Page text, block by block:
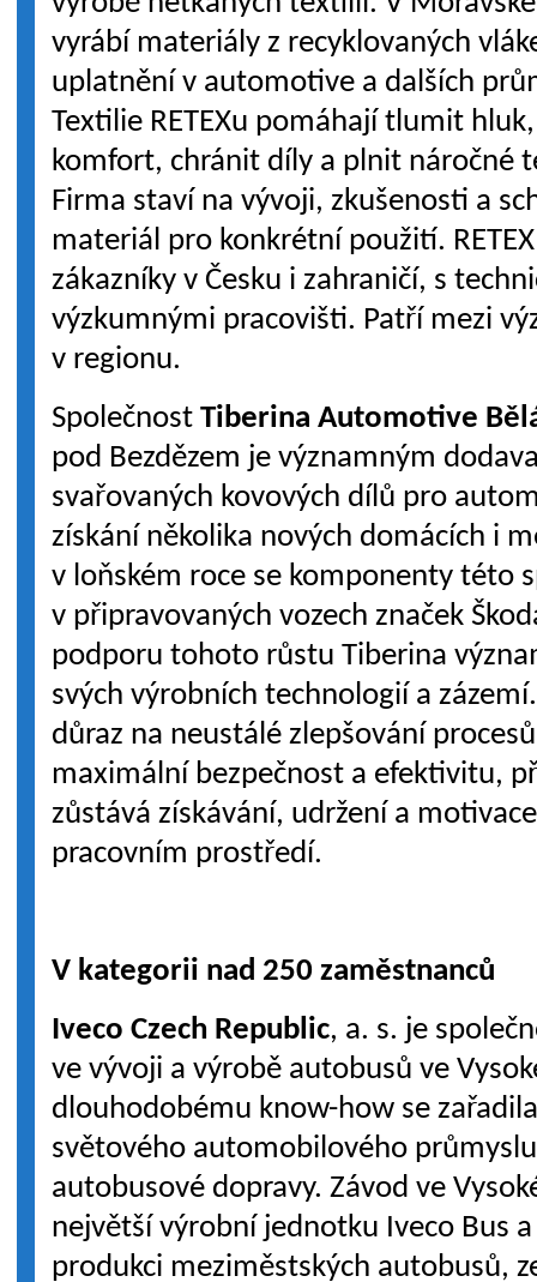
vyrábí materiály z recyklovaných
uplatnění v automotive a dalších
Textilie RETEXu pomáhají tlumit
komfort, chránit díly a plnit náročné
Firma staví na vývoji, zkušenosti a
materiál pro konkrétní použití.
zákazníky v Česku i zahraničí, s
výzkumnými pracovišti. Patří mezi
v regionu.
SpolečnostTiberina Automotive
pod Bezdězem je významným
svařovaných kovových dílů pro
získání několika nových domácích i
v loňském roce se komponenty této
v připravovaných vozech značek
podporu tohoto růstu Tiberina
svých výrobních technologií a
důraz na neustálé zlepšování
maximální bezpečnost a efektivitu,
zůstává získávání, udržení a
pracovním prostředí.
V kategorii nad 250 zaměstnanců
Iveco Czech Republic, a. s. je
ve vývoji a výrobě autobusů ve
dlouhodobému know-how se
světového automobilového
autobusové dopravy. Závod ve
největší výrobní jednotku Iveco Bus
produkci meziměstských autobusů,